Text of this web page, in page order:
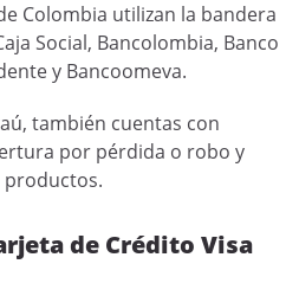
Colombia utilizan la bandera
Social, Bancolombia, Banco
y Bancoomeva.
también cuentas con
por pérdida o robo y
productos.
de Crédito Visa